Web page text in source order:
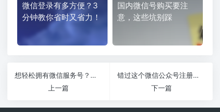
微信登录有多方便？3
分钟教你省时又省力！
国内微信号购买要注
意，这些坑别踩
想轻松拥有微信服务号？揭秘申请条件，错过就亏大了！
上一篇
错过这个微信公众号注册流程，你可能会后悔一辈子！
下一篇